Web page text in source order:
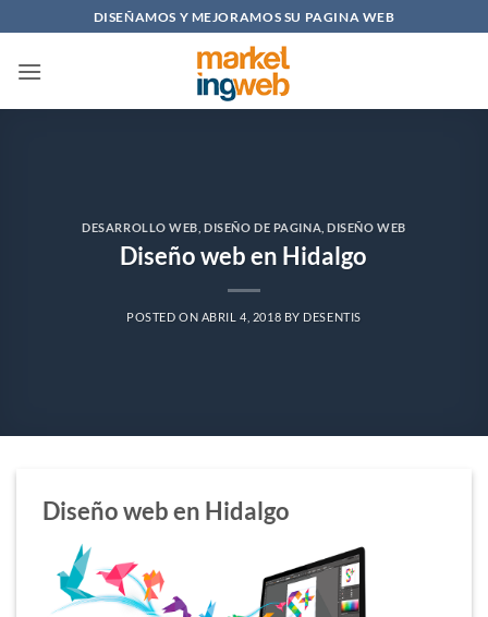
al
contenido
DISEÑAMOS Y MEJORAMOS SU PAGINA WEB
DESARROLLO WEB ,DISEÑO DE PAGINA ,DISEÑO WEB
Diseño web en Hidalgo
POSTED ON ABRIL 4, 2018 BY DESENTIS
Diseño web en Hidalgo